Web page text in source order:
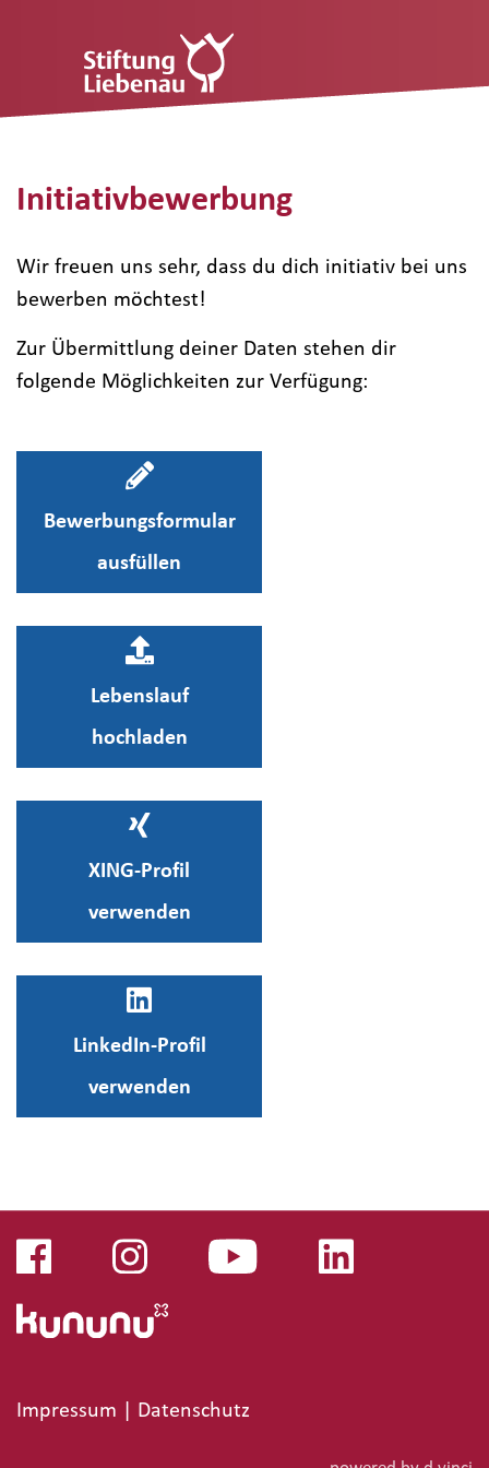
Initiativbewerbung
Wir freuen uns sehr, dass du dich initiativ bei uns
bewerben möchtest!
Zur Übermittlung deiner Daten stehen dir
folgende Möglichkeiten zur Verfügung:
Bewerbungsformular
ausfüllen
Lebenslauf
hochladen
XING-Profil
verwenden
LinkedIn-Profil
verwenden
Impressum | Datenschutz